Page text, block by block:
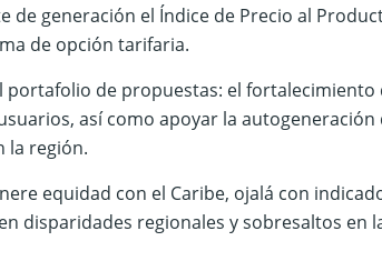
generación el Índice de Precio al
de opción tarifaria.
de propuestas: el fortalecimiento
así como apoyar la autogeneración
la región.
equidad con el Caribe, ojalá con
disparidades regionales y sobresaltos en